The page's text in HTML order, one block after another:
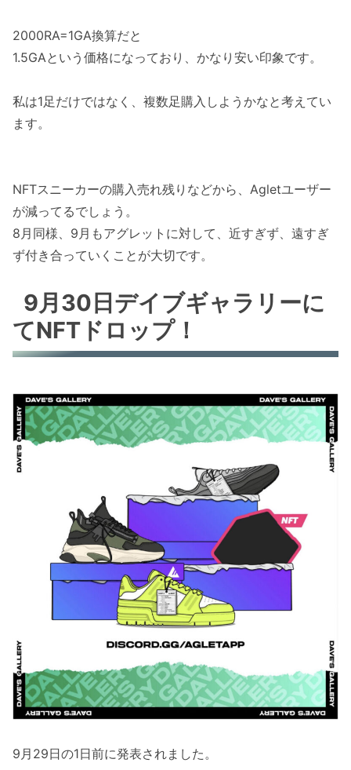
2000RA=1GA換算だと
1.5GAという価格になっており、かなり安い印象です。
私は1足だけではなく、複数足購入しようかなと考えてい
ます。
NFTスニーカーの購入売れ残りなどから、Agletユーザー
が減ってるでしょう。
8月同様、9月もアグレットに対して、近すぎず、遠すぎ
ず付き合っていくことが大切です。
9月30日デイブギャラリーに
てNFTドロップ！
9月29日の1日前に発表されました。